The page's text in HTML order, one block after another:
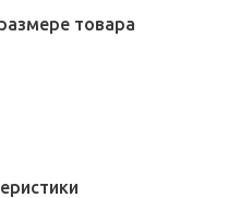
товара